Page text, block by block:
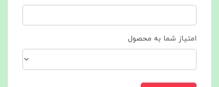
امتیاز شما به محصول